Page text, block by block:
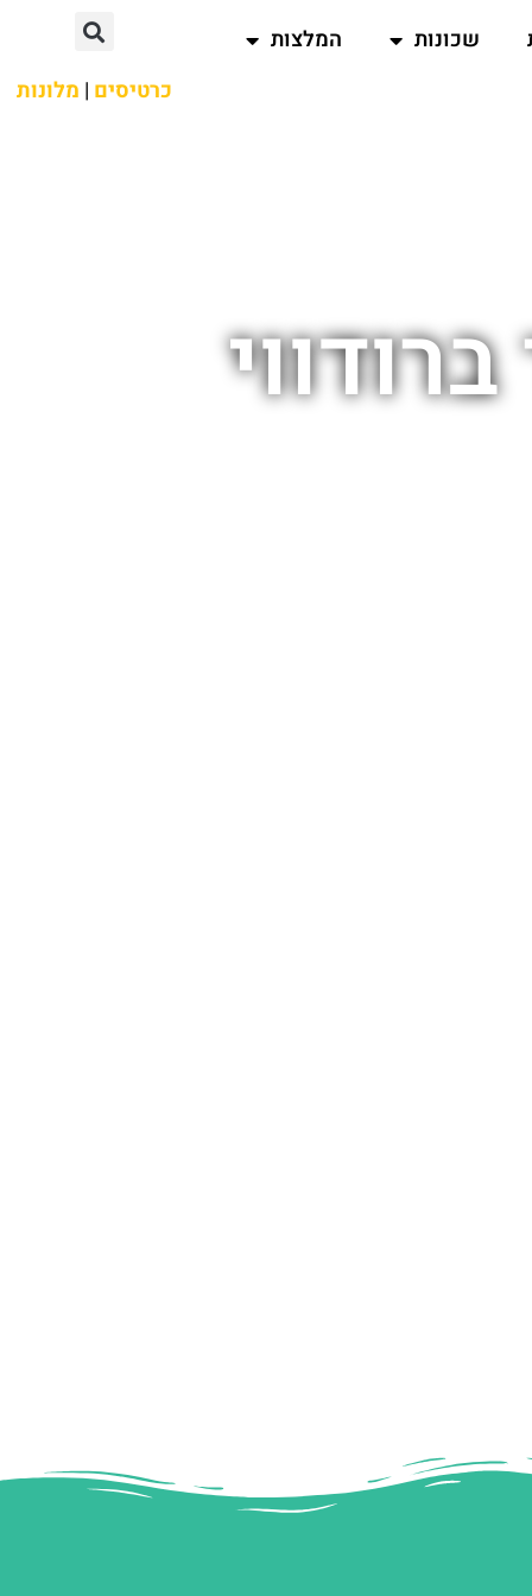
שכונות
המלצות
כרטיסים | מלונות